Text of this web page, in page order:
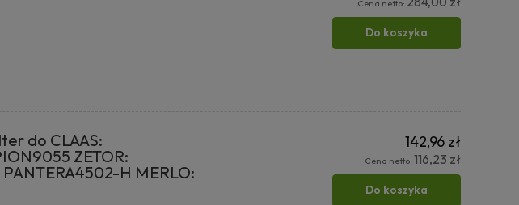
Cena netto:
Do koszyka
do CLAAS:
ZETOR:
H MERLO:
142,96 zł
Cena netto: 116,23 zł
Do koszyka